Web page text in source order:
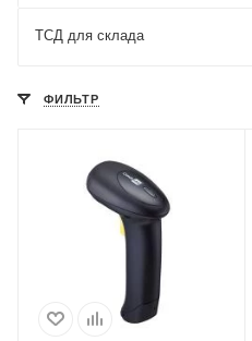
ТСД для склада
ФИЛЬТР